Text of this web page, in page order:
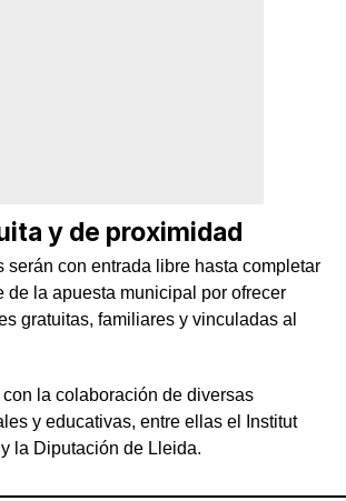
y de proximidad
serán con entrada libre hasta completar
de la apuesta municipal por ofrecer
gratuitas, familiares y vinculadas al
la colaboración de diversas
y educativas, entre ellas el Institut
la Diputación de Lleida.